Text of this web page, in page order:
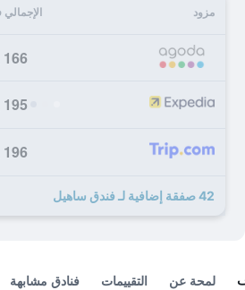
مزود الإجمالي
166 ﷼
195 ﷼
196 ﷼
42 صفقة إضافية لـ فندق ساهيل
لمحة عن التقييمات فنادق مشابهة